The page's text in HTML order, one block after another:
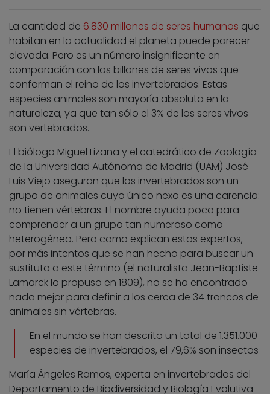
La cantidad de 6.830 millones de seres humanos que
habitan en la actualidad el planeta puede parecer
elevada. Pero es un número insignificante en
comparación con los billones de seres vivos que
conforman el reino de los invertebrados. Estas
especies animales son mayoría absoluta en la
naturaleza, ya que tan sólo el 3% de los seres vivos
son vertebrados.
El biólogo Miguel Lizana y el catedrático de Zoología
de la Universidad Autónoma de Madrid (UAM) José
Luis Viejo aseguran que los invertebrados son un
grupo de animales cuyo único nexo es una carencia:
no tienen vértebras. El nombre ayuda poco para
comprender a un grupo tan numeroso como
heterogéneo. Pero como explican estos expertos,
por más intentos que se han hecho para buscar un
sustituto a este término (el naturalista Jean-Baptiste
Lamarck lo propuso en 1809), no se ha encontrado
nada mejor para definir a los cerca de 34 troncos de
animales sin vértebras.
En el mundo se han descrito un total de 1.351.000
especies de invertebrados, el 79,6% son insectos
María Ángeles Ramos, experta en invertebrados del
Departamento de Biodiversidad y Biología Evolutiva